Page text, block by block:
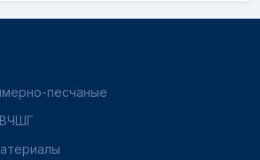
песчаные